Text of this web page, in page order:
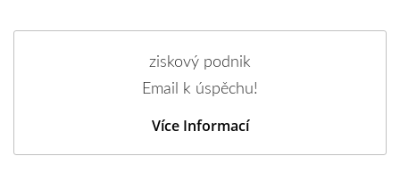
ziskový podnik
Email k úspěchu!
Více Informací